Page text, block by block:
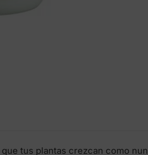
que tus plantas crezcan como